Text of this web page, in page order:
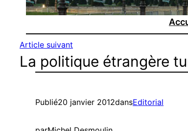
Article suivant
La politique étrangère
Publié20 janvier 2012dansEditorial